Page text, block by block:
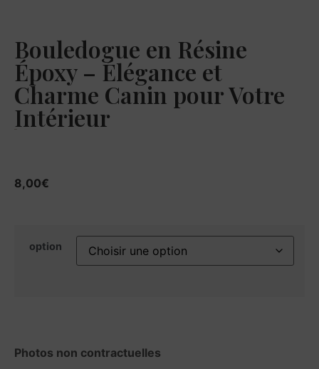
Bouledogue en Résine
Époxy – Élégance et
Charme Canin pour Votre
Intérieur
8,00€
option
Photos non contractuelles